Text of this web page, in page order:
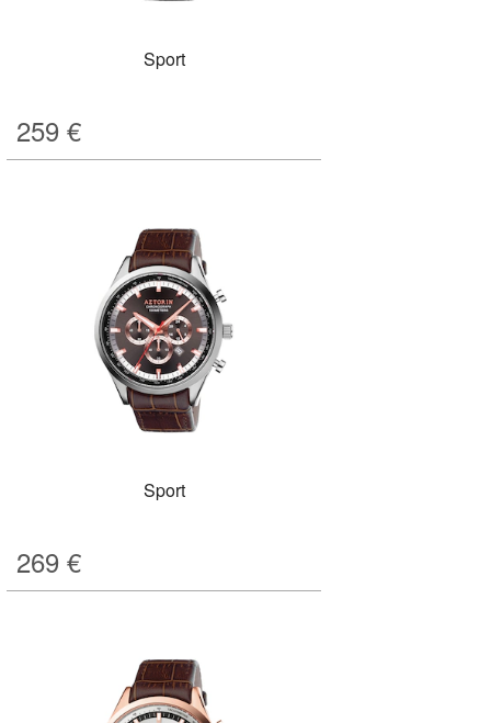
Sport
259 €
Sport
269 €